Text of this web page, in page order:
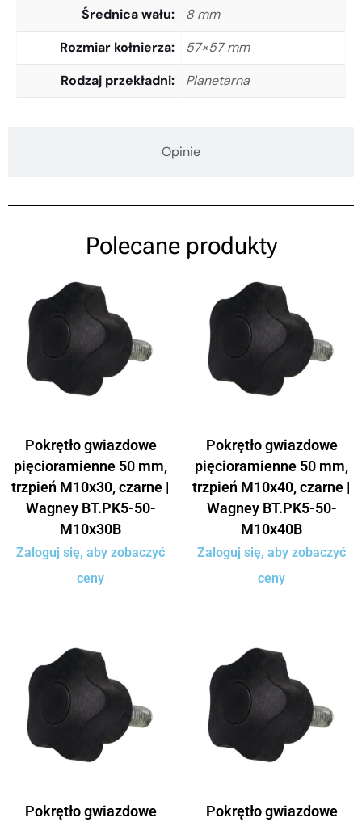
Opinie
Średnica wału
8 mm
Rozmiar kołnierza
57×57 mm
Rodzaj przekładni
Planetarna
Polecane produkty
Pokrętło gwiazdowe
pięcioramienne 50 mm,
trzpień M10x30, czarne |
Wagney BT.PK5-50-
M10x30B
Zaloguj się, aby zobaczyć
ceny
Pokrętło gwiazdowe
pięcioramienne 50 mm,
trzpień M10x40, czarne |
Wagney BT.PK5-50-
M10x40B
Zaloguj się, aby zobaczyć
ceny
Pokrętło gwiazdowe
Pokrętło gwiazdowe